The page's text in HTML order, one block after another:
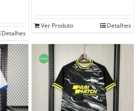
Detalhes
Ver Produto Detalhes
Oferta!